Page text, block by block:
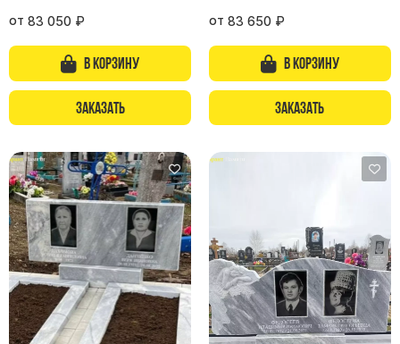
от 83 050 ₽
В корзину
Заказать
от 83 650 ₽
В корзину
Заказать